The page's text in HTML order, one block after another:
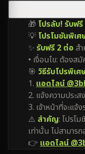
🎁 โปรลับ! รับฟ
💡 โปรโมชันพิเ
✨ รับฟรี 2 ต่อ ส
• เงื่อนไข: ต้องส
🎯 วิธีรับโปรพิเศ
1. แอดไลน์
2. แจ้งความประ
3. เจ้าหน้าที่จะแจ้
⚠️ สำคัญ: โปรโ
เท่านั้น ไม่สามาร
👉 แอดไลน์